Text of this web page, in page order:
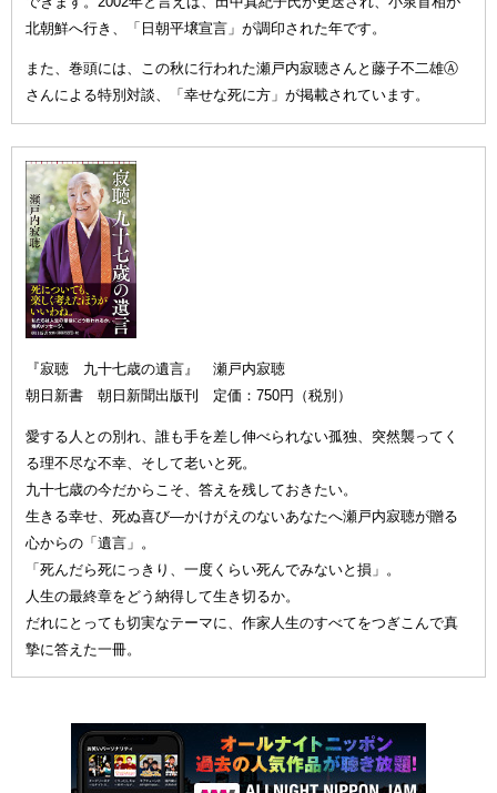
北朝鮮へ行き、「日朝平壌宣言」が調印された年です。
また、巻頭には、この秋に行われた瀬戸内寂聴さんと藤子不二雄Ⓐ
さんによる特別対談、「幸せな死に方」が掲載されています。
『寂聴 九十七歳の遺言』 瀬戸内寂聴
朝日新書 朝日新聞出版刊 定価：750円（税別）
愛する人との別れ、誰も手を差し伸べられない孤独、突然襲ってく
る理不尽な不幸、そして老いと死。
九十七歳の今だからこそ、答えを残しておきたい。
生きる幸せ、死ぬ喜び—かけがえのないあなたへ瀬戸内寂聴が贈る
心からの「遺言」。
「死んだら死にっきり、一度くらい死んでみないと損」。
人生の最終章をどう納得して生き切るか。
だれにとっても切実なテーマに、作家人生のすべてをつぎこんで真
摯に答えた一冊。